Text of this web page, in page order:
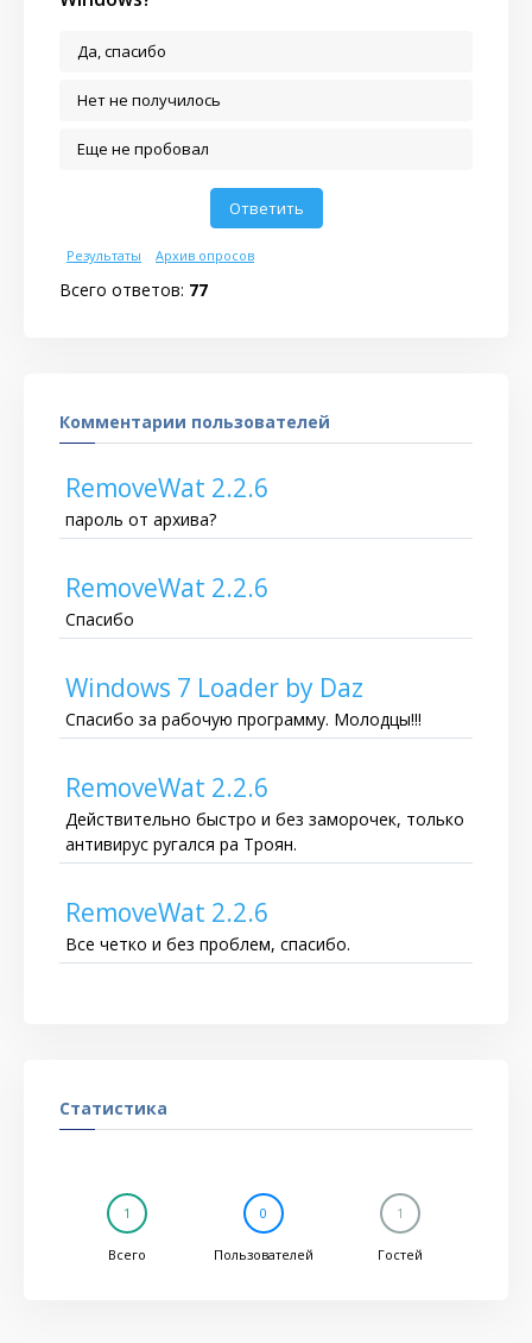
Да, спасибо
Нет не получилось
Еще не пробовал
Результаты Архив опросов
Всего ответов: 77
Комментарии пользователей
RemoveWat 2.2.6
пароль от архива?
RemoveWat 2.2.6
Спасибо
Windows 7 Loader by Daz
Спасибо за рабочую программу. Молодцы!!!
RemoveWat 2.2.6
Действительно быстро и без заморочек, только
антивирус ругался ра Троян.
RemoveWat 2.2.6
Все четко и без проблем, спасибо.
Статистика
1
Всего
0
Пользователей
1
Гостей